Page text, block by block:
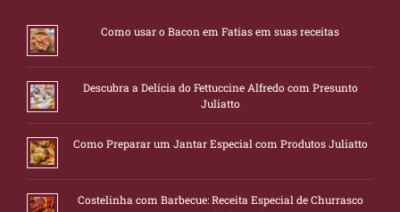
Como usar o Bacon em Fatias em suas receitas
Descubra a Delícia do Fettuccine Alfredo com Presunto
Juliatto
Como Preparar um Jantar Especial com Produtos Juliatto
Costelinha com Barbecue: Receita Especial de Churrasco